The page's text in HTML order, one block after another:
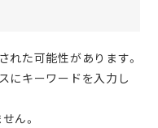
れた可能性があります。
にキーワードを入力し
ん。